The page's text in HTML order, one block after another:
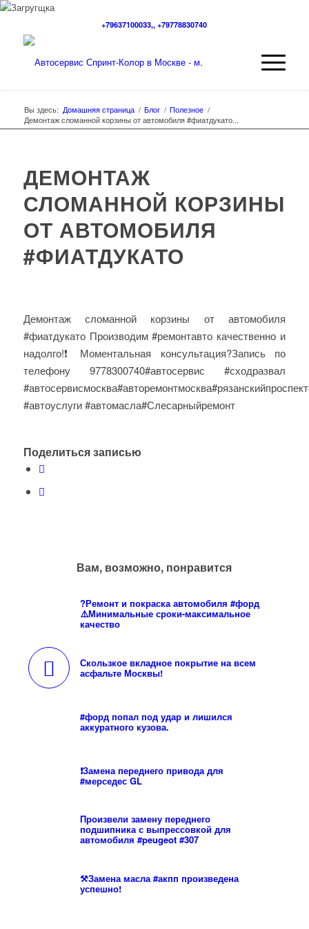
+79637100033,, +79778830740
Вы здесь: Домашняя страница / Блог / Полезное /
Демонтаж сломанной корзины от автомобиля #фиатдукато...
ДЕМОНТАЖ
СЛОМАННОЙ КОРЗИНЫ
ОТ АВТОМОБИЛЯ
#ФИАТДУКАТО
Демонтаж сломанной корзины от автомобиля
#фиатдукато Производим #ремонтавто качественно и
надолго!❗️Моментальная консультация?Запись по
телефону 9778300740#автосервис #сходразвал
#автоуслуги #автомасла#Слесарныйремонт
Поделиться записью
Вам, возможно, понравится
?Ремонт и покраска автомобиля #форд
⚠️Минимальные сроки-максимальное
качество
Скользкое вкладное покрытие на всем
асфальте Москвы!
#форд попал под удар и лишился
аккуратного кузова.
❗️Замена переднего привода для
#мерседес GL
Произвели замену переднего
подшипника с выпрессовкой для
автомобиля #peugeot #307
⚒Замена масла #акпп произведена
успешно!